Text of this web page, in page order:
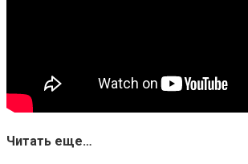
Читать еще…